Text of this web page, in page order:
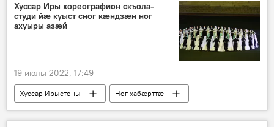
Хуссар Иры хореографион скъола-
студи йӕ куыст сног кӕндзӕн ног
ахуыры азӕй
19 июлы 2022, 17:49
Хуссар Ирыстоны
Ног хабӕрттӕ
Культурӕ